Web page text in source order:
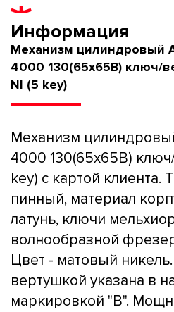
Информация
Механизм цилиндровый
4000 130(65x65В) ключ/
NI (5 key)
Механизм
4000 130(65x65В)
key) с картой клиента.
пинный, материал
латунь, ключи
волнообразной
Цвет - матовый
вертушкой указана в
маркировкой "B".